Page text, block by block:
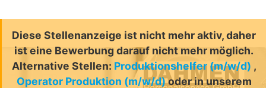
Diese Stellenanzeige ist nicht mehr aktiv, daher
ist eine Bewerbung darauf nicht mehr möglich.
Alternative Stellen: Produktionshelfer (m/w/d) ,
Operator Produktion (m/w/d)oder in unserem